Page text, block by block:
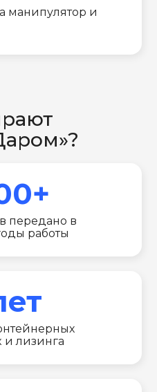
манипулятор и
передано в
работы
и лизинга